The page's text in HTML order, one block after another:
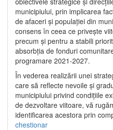
municipiului, prin implicarea
de afaceri și populației din
consens în ceea ce privește
precum și pentru a stabili
absorbția de fonduri
programare 2021-2027.
În vederea realizării unei
care să reflecte nevoile și
municipiului privind condițiile
de dezvoltare viitoare, vă
identificarea acestora prin
chestionar